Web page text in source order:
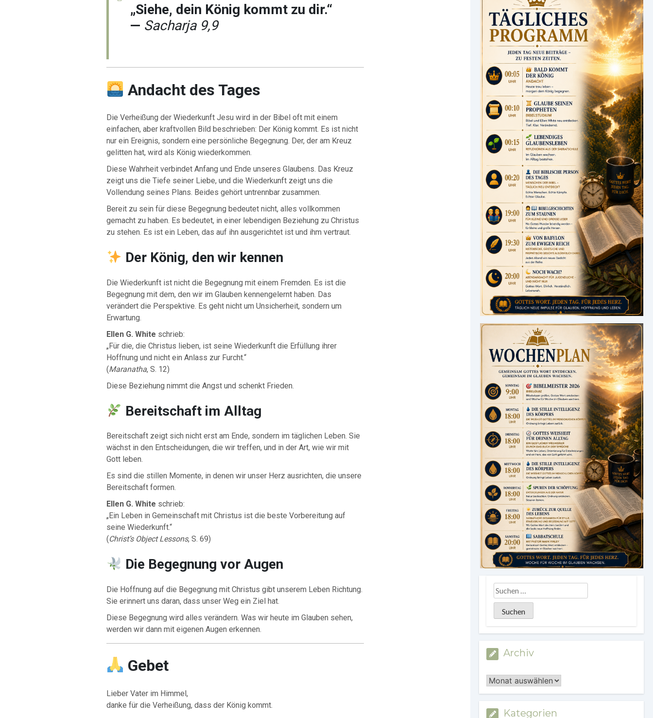
„Siehe, dein König kommt zu dir.“
— Sacharja 9,9
Andacht des Tages
Die Verheißung der Wiederkunft Jesu wird in der Bibel oft mit einem
einfachen, aber kraftvollen Bild beschrieben: Der König kommt. Es ist nicht
nur ein Ereignis, sondern eine persönliche Begegnung. Der, der am Kreuz
gelitten hat, wird als König wiederkommen.
Diese Wahrheit verbindet Anfang und Ende unseres Glaubens. Das Kreuz
zeigt uns die Tiefe seiner Liebe, und die Wiederkunft zeigt uns die
Vollendung seines Plans. Beides gehört untrennbar zusammen.
Bereit zu sein für diese Begegnung bedeutet nicht, alles vollkommen
gemacht zu haben. Es bedeutet, in einer lebendigen Beziehung zu Christus
zu stehen. Es ist ein Leben, das auf ihn ausgerichtet ist und ihm vertraut.
Der König, den wir kennen
Die Wiederkunft ist nicht die Begegnung mit einem Fremden. Es ist die
Begegnung mit dem, den wir im Glauben kennengelernt haben. Das
verändert die Perspektive. Es geht nicht um Unsicherheit, sondern um
Erwartung.
Ellen G. White schrieb:
„Für die, die Christus lieben, ist seine Wiederkunft die Erfüllung ihrer
Hoffnung und nicht ein Anlass zur Furcht.“
(Maranatha, S. 12)
Diese Beziehung nimmt die Angst und schenkt Frieden.
Bereitschaft im Alltag
Bereitschaft zeigt sich nicht erst am Ende, sondern im täglichen Leben. Sie
wächst in den Entscheidungen, die wir treffen, und in der Art, wie wir mit
Gott leben.
Es sind die stillen Momente, in denen wir unser Herz ausrichten, die unsere
Bereitschaft formen.
Ellen G. White schrieb:
„Ein Leben in Gemeinschaft mit Christus ist die beste Vorbereitung auf
seine Wiederkunft.“
(Christ’s Object Lessons, S. 69)
Die Begegnung vor Augen
Die Hoffnung auf die Begegnung mit Christus gibt unserem Leben Richtung.
Sie erinnert uns daran, dass unser Weg ein Ziel hat.
Diese Begegnung wird alles verändern. Was wir heute im Glauben sehen,
werden wir dann mit eigenen Augen erkennen.
Gebet
Lieber Vater im Himmel,
danke für die Verheißung, dass der König kommt.
Archiv
Archiv
Kategorien